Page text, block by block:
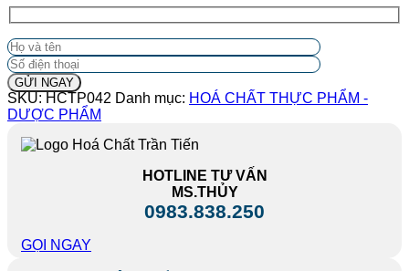
SKU: HCTP042 Danh mục: HOÁ CHẤT THỰC PHẨM -
DƯỢC PHẨM
HOTLINE TƯ VẤN
MS.THỦY
0983.838.250
GỌI NGAY